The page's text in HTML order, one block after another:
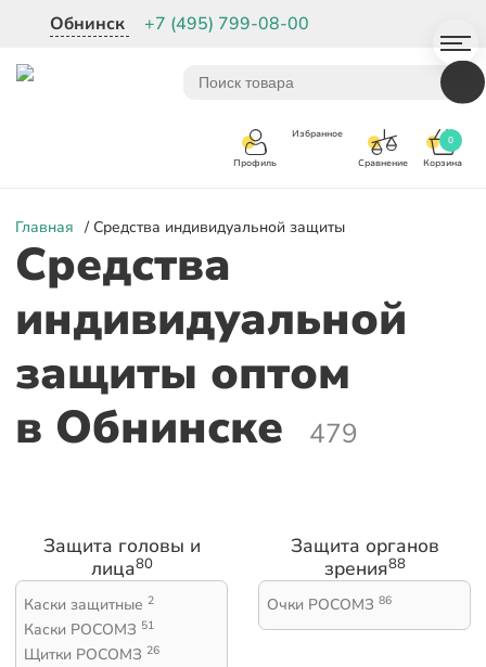
Обнинск +7 (495) 799-08-00
Профиль
Избранное
Сравнение Корзина
0
Главная / Средства индивидуальной защиты
Средства
индивидуальной
защиты оптом
в Обнинске
479
Защита головы и
лица80
Каски защитные 2
Каски РОСОМЗ 51
Щитки РОСОМЗ 26
Защита органов
зрения88
Очки РОСОМЗ 86